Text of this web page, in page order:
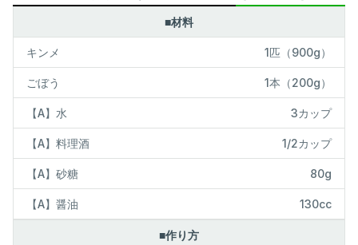
■材料
キンメ 1匹（900g）
ごぼう 1本（200g）
【A】水 3カップ
【A】料理酒 1/2カップ
【A】砂糖 80g
【A】醤油 130cc
■作り方